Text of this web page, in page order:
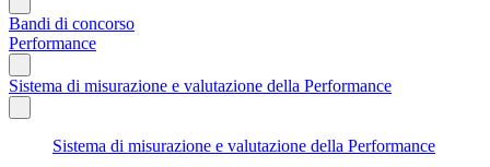
Bandi di concorso
Performance
Sistema di misurazione e valutazione della Performance
Sistema di misurazione e valutazione della Performance